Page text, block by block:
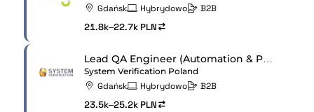
Gdańsk Hybrydowo B2B
21.8k–22.7k PLN
Lead QA Engineer (Automation & Performance Focus)
System Verification Poland
Gdańsk Hybrydowo B2B
23.5k–25.2k PLN